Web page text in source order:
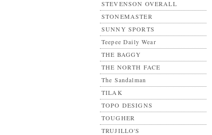
STEVENSON OVERALL
STONEMASTER
SUNNY SPORTS
Teepee Daily Wear
THE BAGGY
THE NORTH FACE
The Sandalman
TILAK
TOPO DESIGNS
TOUGHER
TRUJILLO'S